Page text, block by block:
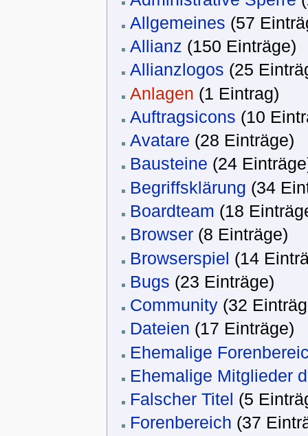
Allgemeines (57
Allianz ‏‎ (150 Einträge)
Allianzlogos (25
Anlagen ‏‎ (1 Eintrag)
Auftragsicons (10
Avatare ‏‎ (28 Einträge)
Bausteine (24
Begriffsklärung (34
Boardteam (18
Browser‏‎ (8 Einträge)
Browserspiel (14
Bugs ‏‎ (23 Einträge)
Community (32
Dateien ‏‎ (17 Einträge)
Ehemalige
Ehemalige Mitglieder
Falscher Titel (5
Forenbereich (37